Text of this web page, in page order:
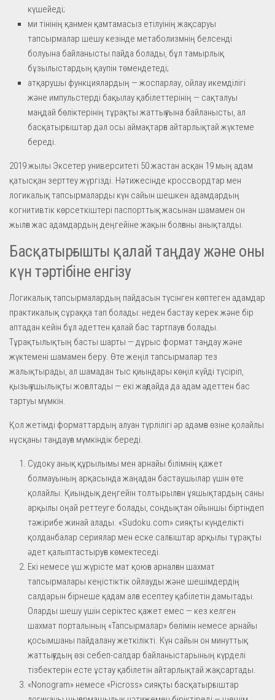
күшейеді;
ми тінінің қанмен қамтамасыз етілуінің жақсаруы
тапсырмалар шешу кезінде метаболизмнің белсенді
болуына байланысты пайда болады, бұл тамырлық
бұзылыстардың қаупін төмендетеді;
атқарушы функциялардың — жоспарлау, ойлау икемділігі
және импульстерді бақылау қабілеттерінің — сақталуы
маңдай бөліктерінің тұрақты жаттығуына байланысты, ал
басқатырғыштар дәл осы аймақтарға айтарлықтай жүктеме
береді.
2019 жылы Эксетер университеті 50 жастан асқан 19 мың адам
қатысқан зерттеу жүргізді. Нәтижесінде кроссвордтар мен
логикалық тапсырмаларды күн сайын шешкен адамдардың
когнитивтік көрсеткіштері паспорттық жасынан шамамен он
жылға жас адамдардың деңгейіне жақын болғаны анықталды.
Басқатырғышты қалай таңдау және оны
күн тәртібіне енгізу
Логикалық тапсырмалардың пайдасын түсінген көптеген адамдар
практикалық сұраққа тап болады: неден бастау керек және бір
аптадан кейін бұл әдеттен қалай бас тартпауға болады.
Тұрақтылықтың басты шарты — дұрыс формат таңдау және
жүктемені шамамен беру. Өте жеңіл тапсырмалар тез
жалықтырады, ал шамадан тыс қиындары көңіл күйді түсіріп,
қызығушылықты жоғалтады — екі жағдайда да адам әдеттен бас
тартуы мүмкін.
Қол жетімді форматтардың алуан түрлілігі әр адамға өзіне қолайлы
нұсқаны таңдауға мүмкіндік береді.
Судоку анық құрылымы мен арнайы білімнің қажет
болмауының арқасында жаңадан бастаушылар үшін өте
қолайлы. Қиындық деңгейін толтырылған ұяшықтардың саны
арқылы оңай реттеуге болады, сондықтан ойыншы біртіндеп
тәжірибе жинай алады. «Sudoku.com» сияқты күнделікті
қолданбалар сериялар мен еске салғыштар арқылы тұрақты
әдет қалыптастыруға көмектеседі.
Екі немесе үш жүрісте мат қоюға арналған шахмат
тапсырмалары кеңістіктік ойлауды және шешімдердің
салдарын бірнеше қадам алға есептеу қабілетін дамытады.
Оларды шешу үшін серіктес қажет емес — кез келген
шахмат порталының «Тапсырмалар» бөлімін немесе арнайы
қосымшаны пайдалану жеткілікті. Күн сайын он минуттық
жаттығудың өзі себеп-салдар байланыстарының күрделі
тізбектерін есте ұстау қабілетін айтарлықтай жақсартады.
«Nonogram» немесе «Picross» сияқты басқатырғыштар